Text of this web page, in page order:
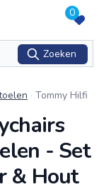
0
Zoeken
Tommy Hilfi
hairs Chanta
stoelen - Se
t van 2 - Wit
- Kunstleer
- Set
& Hout